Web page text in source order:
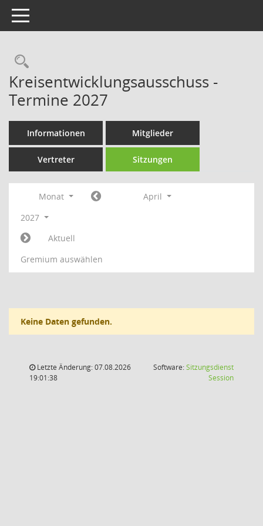
Toggle navigation
Rechercheauswahl
Kreisentwicklungsausschuss -
Termine 2027
Informationen Mitglieder
Vertreter Sitzungen
Monat
April
2027
Aktuell
Gremium auswählen
Keine Daten gefunden.
Letzte Änderung: 07.08.2026
19:01:38
Software:Sitzungsdienst
Session(Wird in